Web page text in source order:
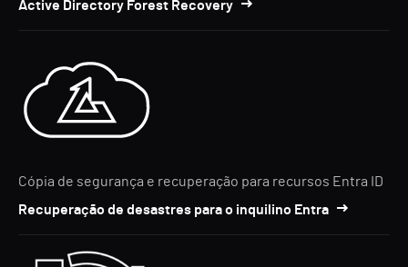
Active Directory Forest Recovery
Cópia de segurança e recuperação para recursos Entra ID
Recuperação de desastres para o inquilino Entra